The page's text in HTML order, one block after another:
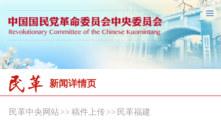
新闻详情页
民革中央网站>> 稿件上传 >> 民革福建